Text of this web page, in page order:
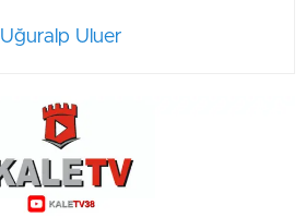
Uğuralp Uluer